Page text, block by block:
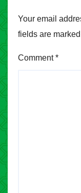
Your email
fields are marked
Comment*